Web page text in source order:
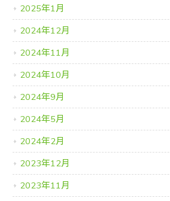
2025年1月
2024年12月
2024年11月
2024年10月
2024年9月
2024年5月
2024年2月
2023年12月
2023年11月